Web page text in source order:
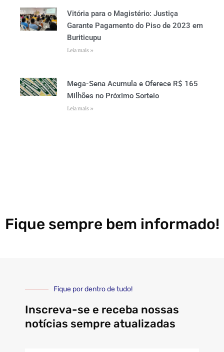
Vitória para o Magistério: Justiça
Garante Pagamento do Piso de 2023 em
Buriticupu
Leia mais »
Mega-Sena Acumula e Oferece R$ 165
Milhões no Próximo Sorteio
Leia mais »
Fique sempre bem informado!
Fique por dentro de tudo!
Inscreva-se e receba nossas
notícias sempre atualizadas